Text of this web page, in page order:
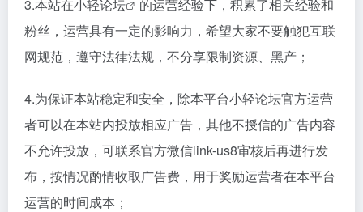
3.本站在小轻论坛
的运营经验下，积累了相关经验和
粉丝，运营具有一定的影响力，希望大家不要触犯互联
网规范，遵守法律法规，不分享限制资源、黑产；
4.为保证本站稳定和安全，除本平台小轻论坛官方运营
者可以在本站内投放相应广告，其他不授信的广告内容
不允许投放，可联系官方微信link-us8审核后再进行发
布，按情况酌情收取广告费，用于奖励运营者在本平台
运营的时间成本；